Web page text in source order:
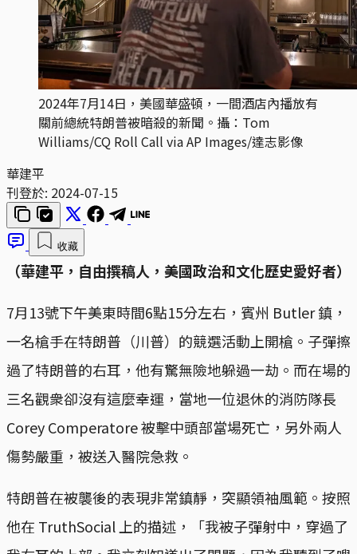
2024年7月14日，美國華盛頓，一間酒店內播放有
關前總統特朗普被暗殺的新聞。攝：Tom
Williams/CQ Roll Call via AP Images/達志影像
華建平
刊登於: 2024-07-15
收藏
（華建平，自由撰稿人，美國政治和文化歷史愛好者）
7月13號下午美東時間6點15分左右，賓州 Butler 鎮，
一名槍手在特朗普（川普）的競選活動上開槍。子彈擦
過了特朗普的右耳，他有驚無險地躲過一劫。而在場的
三名觀衆卻沒有這麼幸運，當地一位退休的消防隊長
Corey Comperatore 被擊中頭部當場死亡，另外兩人
傷勢嚴重，被送入醫院急救。
特朗普在被襲後的表現非常鎮靜，突顯領袖風範。按照
他在 TruthSocial 上的描述，「我被子彈射中，穿過了